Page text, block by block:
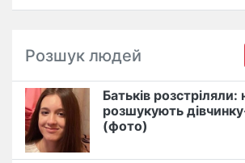
Розшук людей
Батьків розстріляли:
розшукують
(фото)